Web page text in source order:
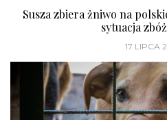
Susza zbiera żniwo na
sytuacja
17 LIPCA